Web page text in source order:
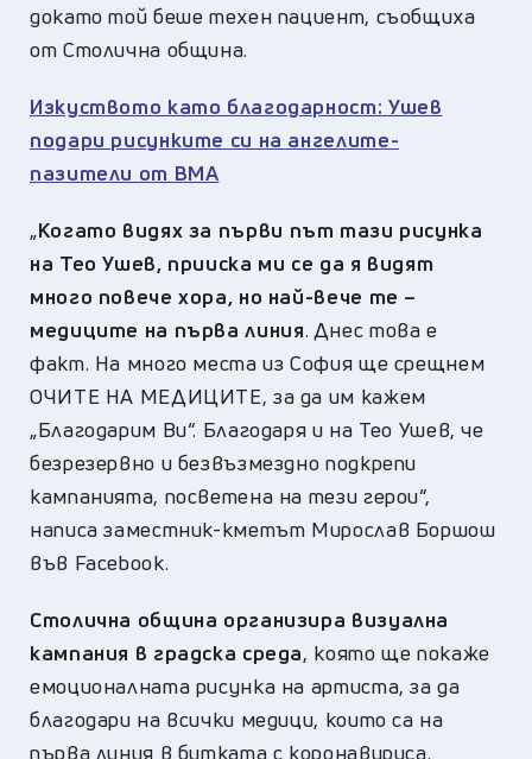
докато той беше техен пациент, съобщиха
от Столична община.
Изкуството като благодарност: Ушев
подари рисунките си на ангелите-
пазители от ВМА
„Когато видях за първи път тази рисунка
на Тео Ушев, прииска ми се да я видят
много повече хора, но най-вече те –
медиците на първа линия. Днес това е
факт. На много места из София ще срещнем
ОЧИТЕ НА МЕДИЦИТЕ, за да им кажем
„Благодарим Ви“. Благодаря и на Тео Ушев, че
безрезервно и безвъзмездно подкрепи
кампанията, посветена на тези герои“,
написа заместник-кметът Мирослав Боршош
във Facebook.
Столична община организира визуална
кампания в градска среда, която ще покаже
емоционалната рисунка на артиста, за да
благодари на всички медици, които са на
първа линия в битката с коронавируса.